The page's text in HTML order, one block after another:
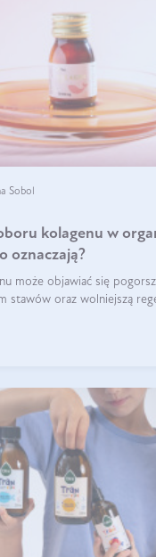
Sobol
kolagenu w
oznaczają?
może objawiać się
stawów oraz wolniejszą